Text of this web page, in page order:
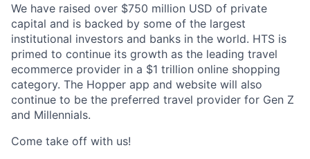
We have raised over $750 million USD of private
capital and is backed by some of the largest
institutional investors and banks in the world. HTS is
primed to continue its growth as the leading travel
ecommerce provider in a $1 trillion online shopping
category. The Hopper app and website will also
continue to be the preferred travel provider for Gen Z
and Millennials.
Come take off with us!